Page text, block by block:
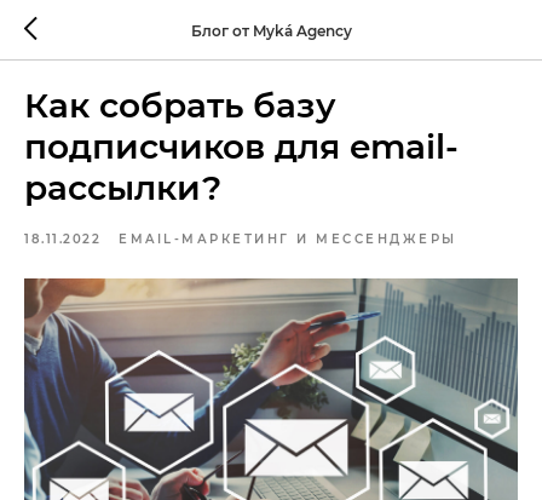
Блог от Myká Agency
Как собрать базу
подписчиков для email-
рассылки?
18.11.2022 EMAIL-МАРКЕТИНГ И МЕССЕНДЖЕРЫ